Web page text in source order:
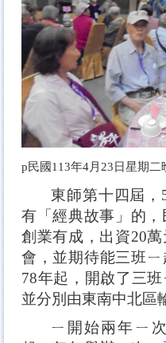
p民國113年4月23日星期
東師第十四屆，
有「經典故事」的
創業有成，出資20
會，並期待能三班
78年起，開啟了三
並分別由東南中北區
ㄧ開始兩年ㄧ